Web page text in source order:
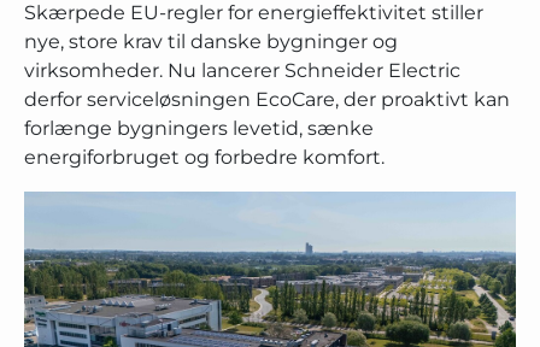
Skærpede EU-regler for energieffektivitet stiller
nye, store krav til danske bygninger og
virksomheder. Nu lancerer Schneider Electric
derfor serviceløsningen EcoCare, der proaktivt kan
forlænge bygningers levetid, sænke
energiforbruget og forbedre komfort.